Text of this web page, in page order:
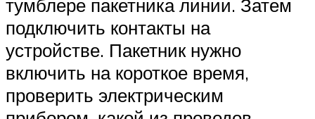
тумблере пакетника линии. Затем
подключить контакты на
устройстве. Пакетник нужно
включить на короткое время,
проверить электрическим